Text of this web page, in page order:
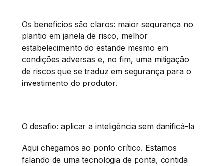
Os benefícios são claros: maior segurança no
plantio em janela de risco, melhor
estabelecimento do estande mesmo em
condições adversas e, no fim, uma mitigação
de riscos que se traduz em segurança para o
investimento do produtor.
O desafio: aplicar a inteligência sem danificá-la
Aqui chegamos ao ponto crítico. Estamos
falando de uma tecnologia de ponta, contida